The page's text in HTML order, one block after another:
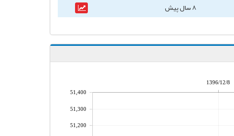
8 سال پیش
1396/12/8
51,200
51,300
51,400